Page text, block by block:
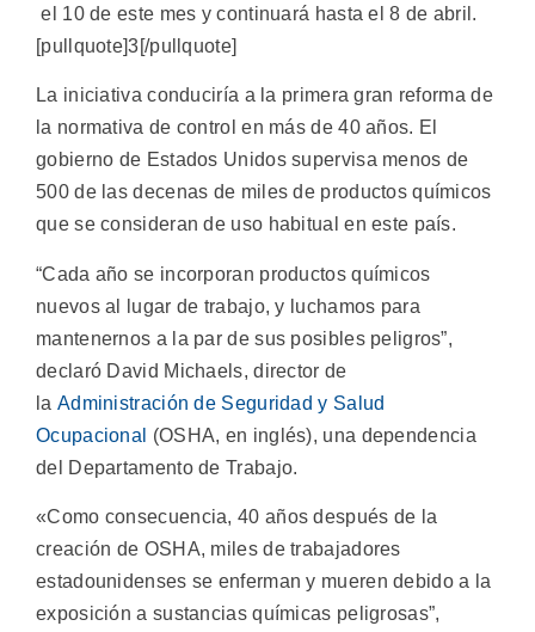
el 10 de este mes y continuará hasta el 8 de abril.
[pullquote]3[/pullquote]
La iniciativa conduciría a la primera gran reforma de
la normativa de control en más de 40 años. El
gobierno de Estados Unidos supervisa menos de
500 de las decenas de miles de productos químicos
que se consideran de uso habitual en este país.
“Cada año se incorporan productos químicos
nuevos al lugar de trabajo, y luchamos para
mantenernos a la par de sus posibles peligros”,
declaró David Michaels, director de
la Administración de Seguridad y Salud
Ocupacional
(OSHA, en inglés), una dependencia
del Departamento de Trabajo.
«Como consecuencia, 40 años después de la
creación de OSHA, miles de trabajadores
estadounidenses se enferman y mueren debido a la
exposición a sustancias químicas peligrosas”,